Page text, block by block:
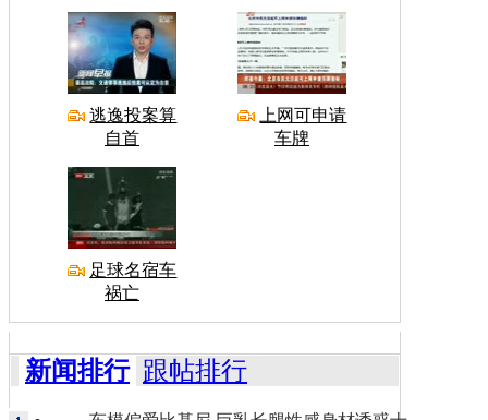
逃逸投案算
自首
上网可申请
车牌
足球名宿车
祸亡
新闻排行 跟帖排行